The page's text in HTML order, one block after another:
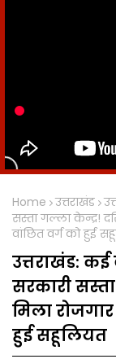
Home उत्तराखंड
सस्ता गल्ला केन्द्र!
वांछित वर्ग को हुई
उत्तराखंड:
सरकारी
मिला
हुई सहूलियत